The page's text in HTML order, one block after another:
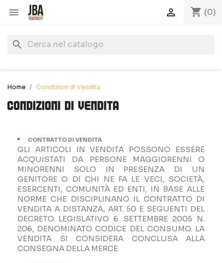
 shopping_cart (0)

search
Home Condizioni di Vendita
Condizioni di Vendita
CONTRATTO DI VENDITA
GLI ARTICOLI IN VENDITA POSSONO ESSERE
ACQUISTATI DA PERSONE MAGGIORENNI O
MINORENNI SOLO IN PRESENZA DI UN
GENITORE O DI CHI NE FA LE VECI, SOCIETÀ,
ESERCENTI, COMUNITÀ ED ENTI, IN BASE ALLE
NORME CHE DISCIPLINANO IL CONTRATTO DI
VENDITA A DISTANZA, ART. 50 E SEGUENTI DEL
DECRETO LEGISLATIVO 6 SETTEMBRE 2005 N.
206, DENOMINATO CODICE DEL CONSUMO. LA
VENDITA SI CONSIDERA CONCLUSA ALLA
CONSEGNA DELLA MERCE.